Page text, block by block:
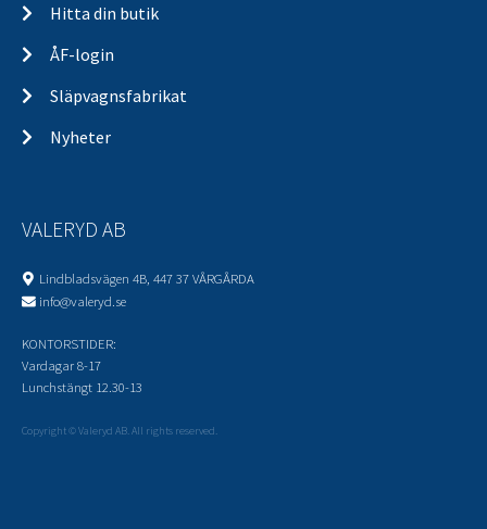
Hitta din butik
ÅF-login
Släpvagnsfabrikat
Nyheter
VALERYD AB
Lindbladsvägen 4B, 447 37 VÅRGÅRDA
info@valeryd.se
KONTORSTIDER:
Vardagar 8-17
Lunchstängt 12.30-13
Copyright © Valeryd AB. All rights reserved.